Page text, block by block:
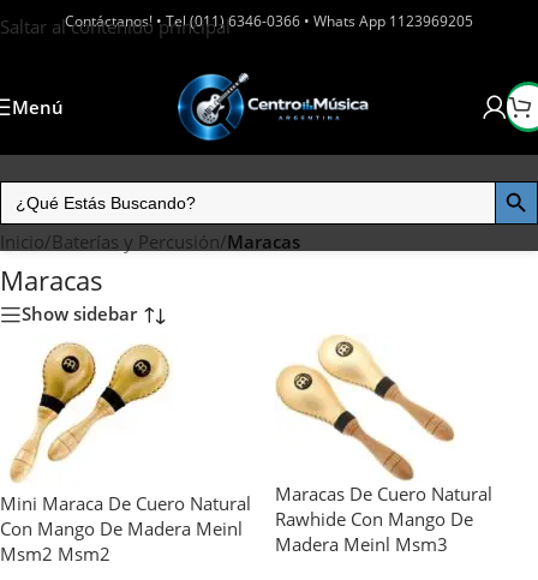
Saltar al contenido principal
Contáctanos! • Tel (011) 6346-0366 • Whats App 1123969205
Menú
Inicio/Baterías y Percusión/Maracas
Maracas
Show sidebar
Mini Maraca De Cuero Natural
Con Mango De Madera Meinl
Msm2 Msm2
Maracas De Cuero Natural
Rawhide Con Mango De
Madera Meinl Msm3